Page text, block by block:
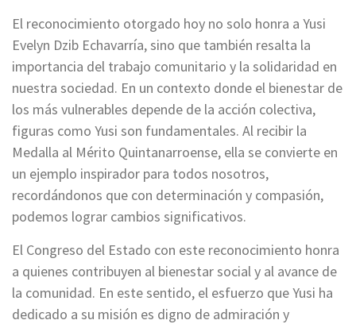
El reconocimiento otorgado hoy no solo honra a Yusi
Evelyn Dzib Echavarría, sino que también resalta la
importancia del trabajo comunitario y la solidaridad en
nuestra sociedad. En un contexto donde el bienestar de
los más vulnerables depende de la acción colectiva,
figuras como Yusi son fundamentales. Al recibir la
Medalla al Mérito Quintanarroense, ella se convierte en
un ejemplo inspirador para todos nosotros,
recordándonos que con determinación y compasión,
podemos lograr cambios significativos.
El Congreso del Estado con este reconocimiento honra
a quienes contribuyen al bienestar social y al avance de
la comunidad. En este sentido, el esfuerzo que Yusi ha
dedicado a su misión es digno de admiración y